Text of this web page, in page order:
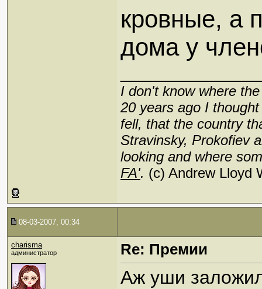
кровные, а
дома у
I don't know where
20 years ago I
fell, that the country
Stravinsky, Prokofiev
looking and where
FA'. (c) Andrew Lloyd
08-03-2007, 00:34
charisma
администратор Re: Премии
Аж уши